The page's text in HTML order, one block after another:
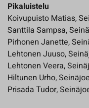
Pikaluistelu
Koivupuisto Matias,
Santtila Sampsa,
Pirhonen Janette,
Lehtonen Juuso,
Lehtonen Veera,
Hiltunen Urho,
Prisada Tudor,